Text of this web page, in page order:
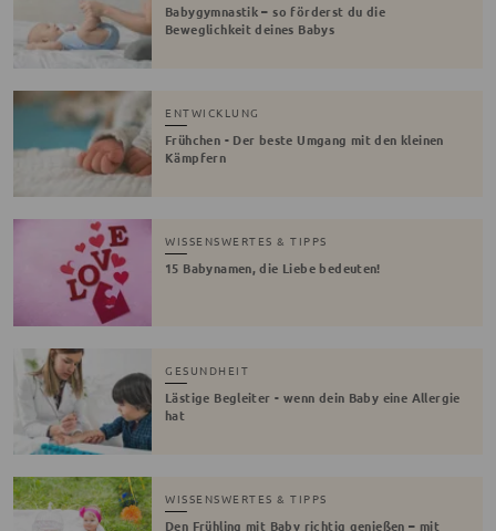
Babygymnastik – so förderst du die
Beweglichkeit deines Babys
ENTWICKLUNG
Frühchen - Der beste Umgang mit den kleinen
Kämpfern
WISSENSWERTES & TIPPS
15 Babynamen, die Liebe bedeuten!
GESUNDHEIT
Lästige Begleiter - wenn dein Baby eine Allergie
hat
WISSENSWERTES & TIPPS
Den Frühling mit Baby richtig genießen – mit